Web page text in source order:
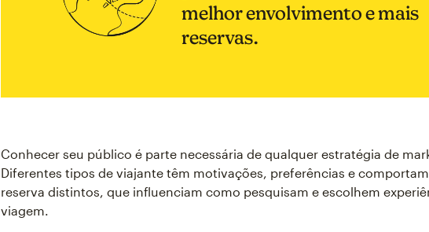
melhor envolvimento e mais
reservas.
Conhecer seu público é parte necessária de qualquer estratégia de
Diferentes tipos de viajante têm motivações, preferências e
reserva distintos, que influenciam como pesquisam e escolhem
viagem.